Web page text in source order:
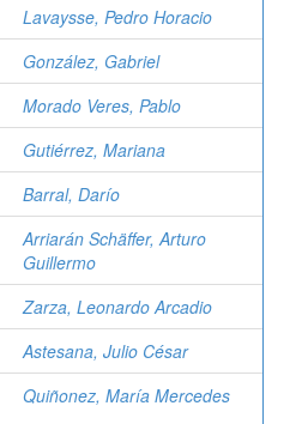
Lavaysse, Pedro Horacio
González, Gabriel
Morado Veres, Pablo
Gutiérrez, Mariana
Barral, Darío
Arriarán Schäffer, Arturo
Guillermo
Zarza, Leonardo Arcadio
Astesana, Julio César
Quiñonez, María Mercedes